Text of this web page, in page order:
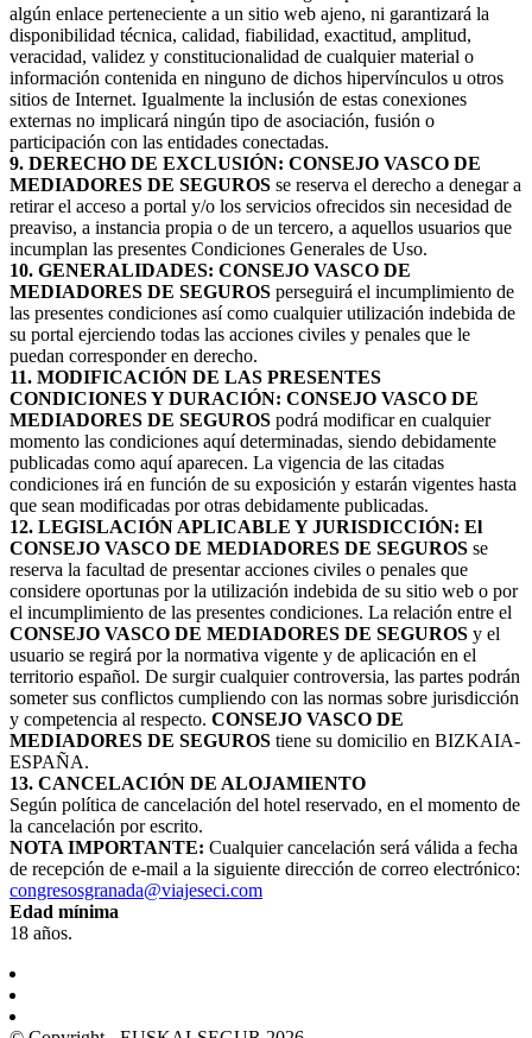
algún enlace perteneciente a un sitio web ajeno, ni garantizará la
disponibilidad técnica, calidad, fiabilidad, exactitud, amplitud,
veracidad, validez y constitucionalidad de cualquier material o
información contenida en ninguno de dichos hipervínculos u otros
sitios de Internet. Igualmente la inclusión de estas conexiones
externas no implicará ningún tipo de asociación, fusión o
participación con las entidades conectadas.
9. DERECHO DE EXCLUSIÓN: CONSEJO VASCO DE
MEDIADORES DE SEGUROS se reserva el derecho a denegar a
retirar el acceso a portal y/o los servicios ofrecidos sin necesidad de
preaviso, a instancia propia o de un tercero, a aquellos usuarios que
incumplan las presentes Condiciones Generales de Uso.
10. GENERALIDADES: CONSEJO VASCO DE
MEDIADORES DE SEGUROS perseguirá el incumplimiento de
las presentes condiciones así como cualquier utilización indebida de
su portal ejerciendo todas las acciones civiles y penales que le
puedan corresponder en derecho.
11. MODIFICACIÓN DE LAS PRESENTES
CONDICIONES Y DURACIÓN: CONSEJO VASCO DE
MEDIADORES DE SEGUROS podrá modificar en cualquier
momento las condiciones aquí determinadas, siendo debidamente
publicadas como aquí aparecen. La vigencia de las citadas
condiciones irá en función de su exposición y estarán vigentes hasta
que sean modificadas por otras debidamente publicadas.
12. LEGISLACIÓN APLICABLE Y JURISDICCIÓN: El
CONSEJO VASCO DE MEDIADORES DE SEGUROS se
reserva la facultad de presentar acciones civiles o penales que
considere oportunas por la utilización indebida de su sitio web o por
el incumplimiento de las presentes condiciones. La relación entre el
CONSEJO VASCO DE MEDIADORES DE SEGUROS y el
usuario se regirá por la normativa vigente y de aplicación en el
territorio español. De surgir cualquier controversia, las partes podrán
someter sus conflictos cumpliendo con las normas sobre jurisdicción
y competencia al respecto. CONSEJO VASCO DE
MEDIADORES DE SEGUROS tiene su domicilio en BIZKAIA-
ESPAÑA.
13. CANCELACIÓN DE ALOJAMIENTO
Según política de cancelación del hotel reservado, en el momento de
la cancelación por escrito.
NOTA IMPORTANTE: Cualquier cancelación será válida a fecha
de recepción de e-mail a la siguiente dirección de correo electrónico:
congresosgranada@viajeseci.com
Edad mínima
18 años.